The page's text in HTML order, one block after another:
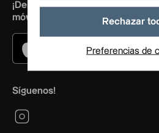
¡Descárgate nuestra app y abre
móvil!
Síguenos!
Rechazar
Preferencias de